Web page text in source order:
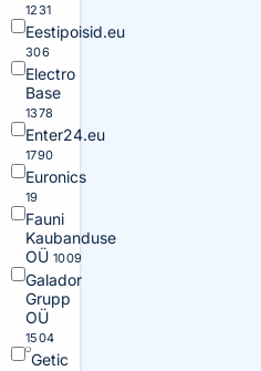
1231
Eestipoisid.eu
306
Electro
Base
1378
Enter24.eu
1790
Euronics
19
Fauni
Kaubanduse
OÜ 1009
Galador
Grupp
OÜ
1504
Getic